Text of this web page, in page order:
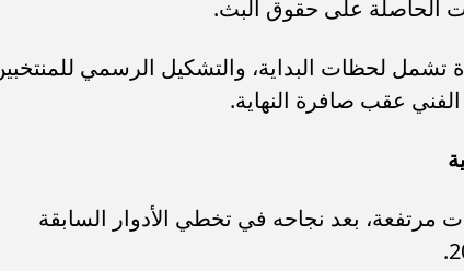
الحاصلة على حقوق البث.
تشمل لحظات البداية، والتشكيل الرسمي
عقب صافرة النهاية.
مرتفعة، بعد نجاحه في تخطي الأدوار السابقة